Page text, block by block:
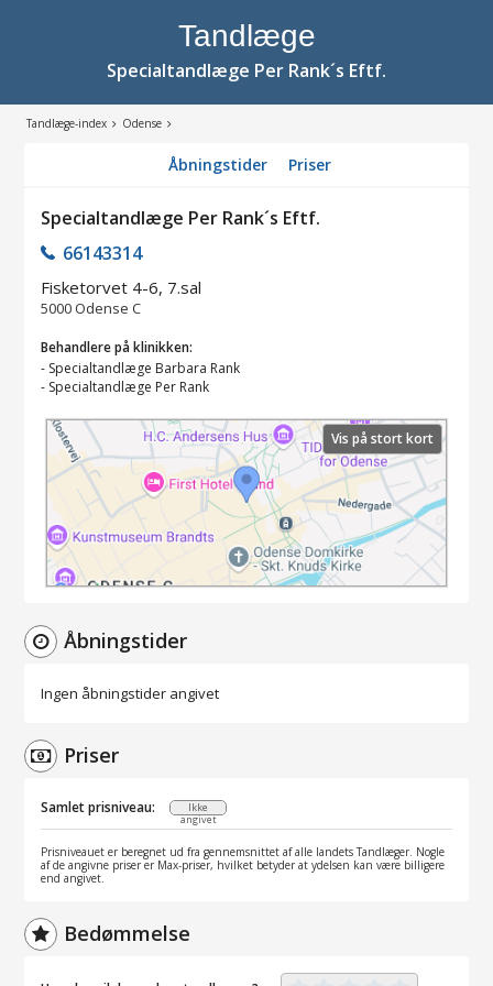
Tandlæge
Specialtandlæge Per Rank´s Eftf.
Tandlæge-index Odense
Åbningstider Priser
Specialtandlæge Per Rank´s Eftf.
66143314
Fisketorvet 4-6, 7.sal
5000Odense C
Behandlere på klinikken:
- Specialtandlæge Barbara Rank
- Specialtandlæge Per Rank
Vis på stort kort
Åbningstider
Ingen åbningstider angivet
Priser
Samlet prisniveau:
Ikke
angivet
Prisniveauet er beregnet ud fra gennemsnittet af alle landets Tandlæger. Nogle
af de angivne priser er Max-priser, hvilket betyder at ydelsen kan være billigere
end angivet.
Bedømmelse